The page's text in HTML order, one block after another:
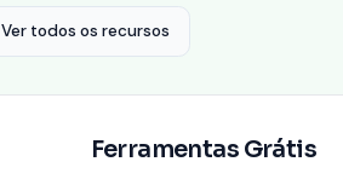
Ver todos os recursos
Ferramentas Grátis